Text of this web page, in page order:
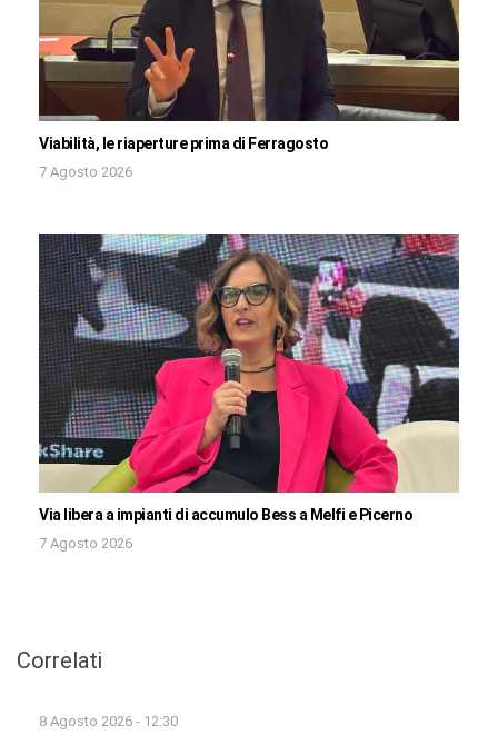
Viabilità, le riaperture prima di Ferragosto
7 Agosto 2026
Via libera a impianti di accumulo Bess a Melfi e Picerno
7 Agosto 2026
Correlati
8 Agosto 2026 - 12:30